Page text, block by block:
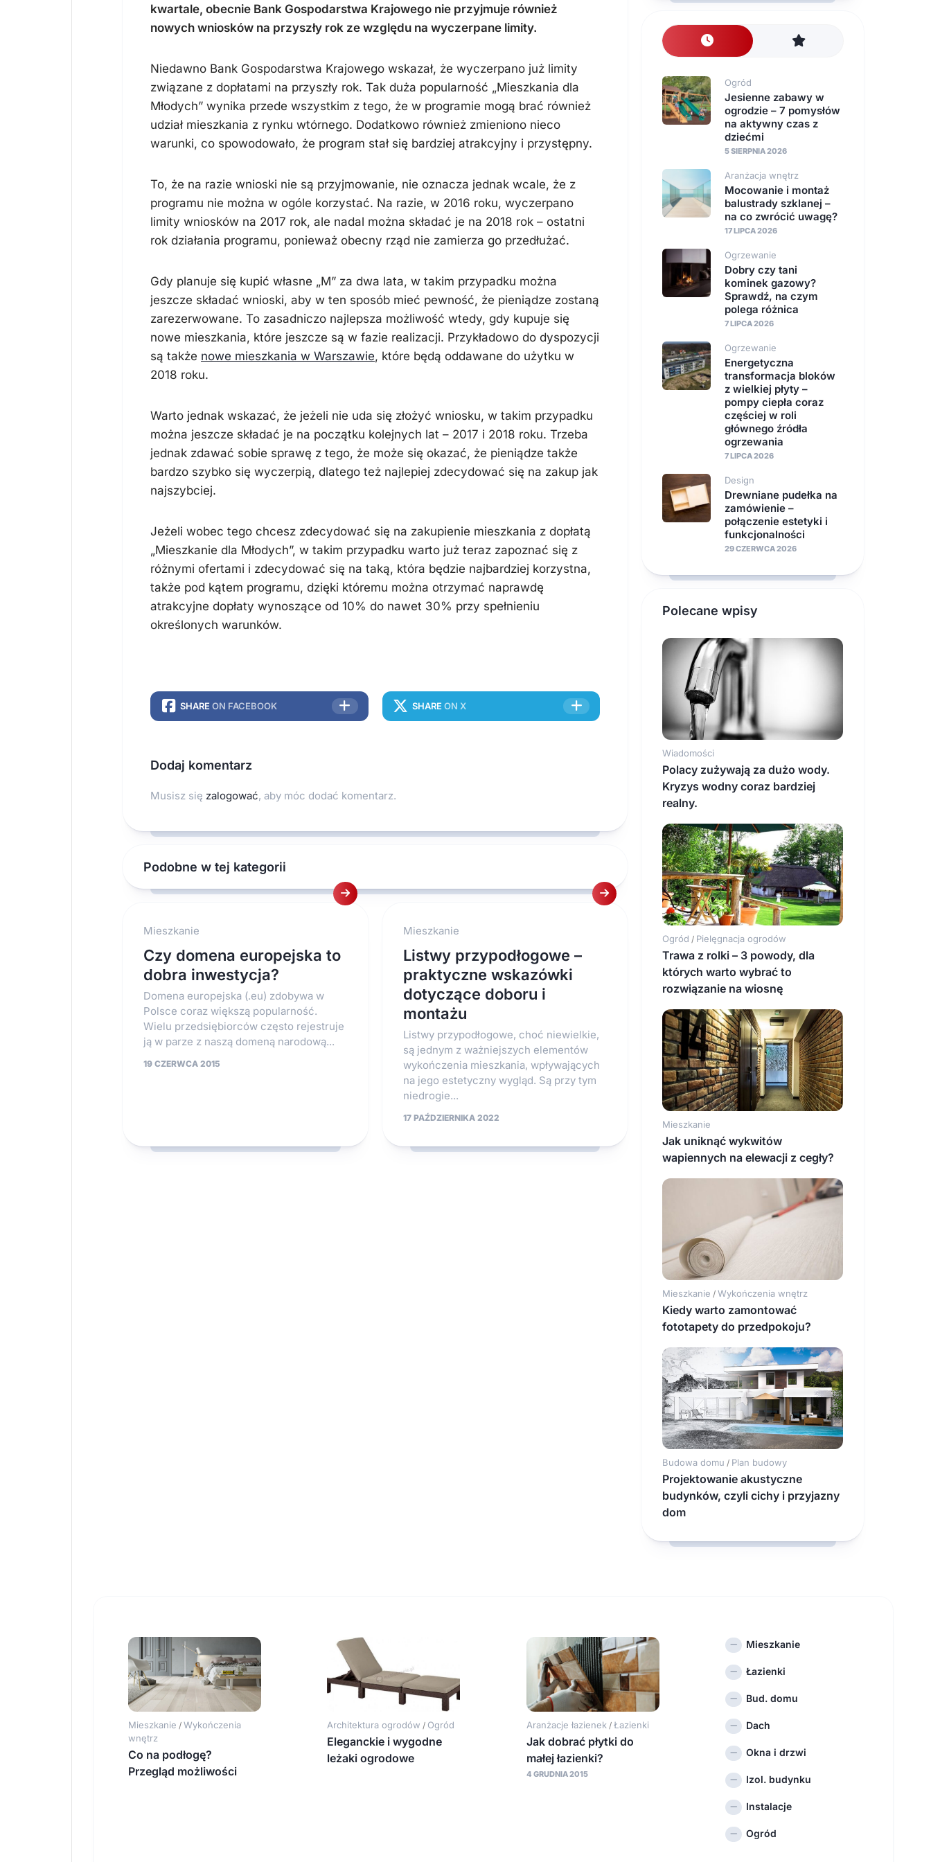
Więźba
dachowa
zimowe
nawierzchnie
Instalacje
kwartale, obecnie Bank Gospodarstwa Krajowego nie przyjmuje również
nowych wniosków na przyszły rok ze względu na wyczerpane limity.
Niedawno Bank Gospodarstwa Krajowego wskazał, że wyczerpano już limity
związane z dopłatami na przyszły rok. Tak duża popularność „Mieszkania dla
Młodych” wynika przede wszystkim z tego, że w programie mogą brać również
udział mieszkania z rynku wtórnego. Dodatkowo również zmieniono nieco
warunki, co spowodowało, że program stał się bardziej atrakcyjny i przystępny.
To, że na razie wnioski nie są przyjmowanie, nie oznacza jednak wcale, że z
programu nie można w ogóle korzystać. Na razie, w 2016 roku, wyczerpano
limity wniosków na 2017 rok, ale nadal można składać je na 2018 rok – ostatni
rok działania programu, ponieważ obecny rząd nie zamierza go przedłużać.
Gdy planuje się kupić własne „M” za dwa lata, w takim przypadku można
jeszcze składać wnioski, aby w ten sposób mieć pewność, że pieniądze zostaną
zarezerwowane. To zasadniczo najlepsza możliwość wtedy, gdy kupuje się
nowe mieszkania, które jeszcze są w fazie realizacji. Przykładowo do dyspozycji
są także nowe mieszkania w Warszawie, które będą oddawane do użytku w
2018 roku.
Warto jednak wskazać, że jeżeli nie uda się złożyć wniosku, w takim przypadku
można jeszcze składać je na początku kolejnych lat – 2017 i 2018 roku. Trzeba
jednak zdawać sobie sprawę z tego, że może się okazać, że pieniądze także
bardzo szybko się wyczerpią, dlatego też najlepiej zdecydować się na zakup jak
najszybciej.
Jeżeli wobec tego chcesz zdecydować się na zakupienie mieszkania z dopłatą
„Mieszkanie dla Młodych”, w takim przypadku warto już teraz zapoznać się z
różnymi ofertami i zdecydować się na taką, która będzie najbardziej korzystna,
także pod kątem programu, dzięki któremu można otrzymać naprawdę
atrakcyjne dopłaty wynoszące od 10% do nawet 30% przy spełnieniu
określonych warunków.
SHARE ON FACEBOOK SHARE ON X
Dodaj komentarz
Musisz się zalogować, aby móc dodać komentarz.
Podobne w tej kategorii
Mieszkanie
Czy domena europejska to
dobra inwestycja?
Domena europejska (.eu) zdobywa w
Polsce coraz większą popularność.
Wielu przedsiębiorców często rejestruje
ją w parze z naszą domeną narodową...
19 CZERWCA 2015
Mieszkanie
Listwy przypodłogowe –
praktyczne wskazówki
dotyczące doboru i
montażu
Listwy przypodłogowe, choć niewielkie,
są jednym z ważniejszych elementów
wykończenia mieszkania, wpływających
na jego estetyczny wygląd. Są przy tym
niedrogie...
17 PAŹDZIERNIKA 2022
Ogród
Jesienne zabawy w
ogrodzie – 7 pomysłów
na aktywny czas z
dziećmi
5 SIERPNIA 2026
Aranżacja wnętrz
Mocowanie i montaż
balustrady szklanej –
na co zwrócić uwagę?
17 LIPCA 2026
Ogrzewanie
Dobry czy tani
kominek gazowy?
Sprawdź, na czym
polega różnica
7 LIPCA 2026
Ogrzewanie
Energetyczna
transformacja bloków
z wielkiej płyty –
pompy ciepła coraz
częściej w roli
głównego źródła
ogrzewania
7 LIPCA 2026
Design
Drewniane pudełka na
zamówienie –
połączenie estetyki i
funkcjonalności
29 CZERWCA 2026
Polecane wpisy
Wiadomości
Polacy zużywają za dużo wody.
Kryzys wodny coraz bardziej
realny.
Ogród / Pielęgnacja ogrodów
Trawa z rolki – 3 powody, dla
których warto wybrać to
rozwiązanie na wiosnę
Mieszkanie
Jak uniknąć wykwitów
wapiennych na elewacji z cegły?
Mieszkanie / Wykończenia wnętrz
Kiedy warto zamontować
fototapety do przedpokoju?
Budowa domu / Plan budowy
Projektowanie akustyczne
budynków, czyli cichy i przyjazny
dom
Mieszkanie / Wykończenia
wnętrz
Co na podłogę?
Przegląd możliwości
Architektura ogrodów / Ogród
Eleganckie i wygodne
leżaki ogrodowe
Aranżacje łazienek/ Łazienki
Jak dobrać płytki do
małej łazienki?
4 GRUDNIA 2015
Mieszkanie
Łazienki
Bud. domu
Dach
Okna i drzwi
Izol. budynku
Instalacje
Ogród